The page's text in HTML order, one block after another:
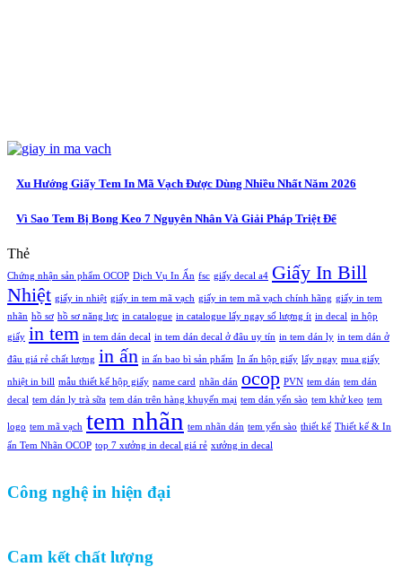
Xu Hướng Giấy Tem In Mã Vạch Được Dùng Nhiều Nhất Năm 2026
Vì Sao Tem Bị Bong Keo 7 Nguyên Nhân Và Giải Pháp Triệt Để
Thẻ
Chứng nhận sản phẩm OCOP Dịch Vụ In Ấn fsc giấy decal a4 Giấy In Bill
Nhiệt giấy in nhiệt giấy in tem mã vạch giấy in tem mã vạch chính hãng giấy in tem
nhãn hồ sơ hồ sơ năng lực in catalogue in catalogue lấy ngay số lượng ít in decal in hộp
giấy in tem in tem dán decal in tem dán decal ở đâu uy tín in tem dán ly in tem dán ở
đâu giá rẻ chất lượng in ấn in ấn bao bì sản phẩm In ấn hộp giấy lấy ngay mua giấy
nhiệt in bill mẫu thiết kế hộp giấy name card nhãn dán ocop PVN tem dán tem dán
decal tem dán ly trà sữa tem dán trên hàng khuyến mại tem dán yến sào tem khử keo tem
logo tem mã vạch tem nhãn tem nhãn dán tem yến sào thiết kế Thiết kế & In
ấn Tem Nhãn OCOP top 7 xưởng in decal giá rẻ xưởng in decal
Công nghệ in hiện đại
Cam kết chất lượng